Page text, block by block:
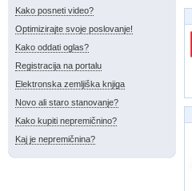
Kako posneti video?
Optimizirajte svoje poslovanje!
Kako oddati oglas?
Registracija na portalu
Elektronska zemljiška knjiga
Novo ali staro stanovanje?
Kako kupiti nepremičnino?
Kaj je nepremičnina?